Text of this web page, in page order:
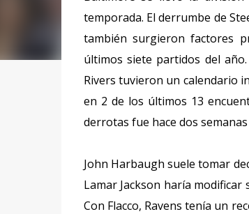
temporada. El derrumbe de
también surgieron factores
últimos siete partidos del
Rivers tuvieron un calendario
en 2 de los últimos 13
derrotas fue hace dos
John Harbaugh suele tomar
Lamar Jackson haría
Con Flacco, Ravens tenía un